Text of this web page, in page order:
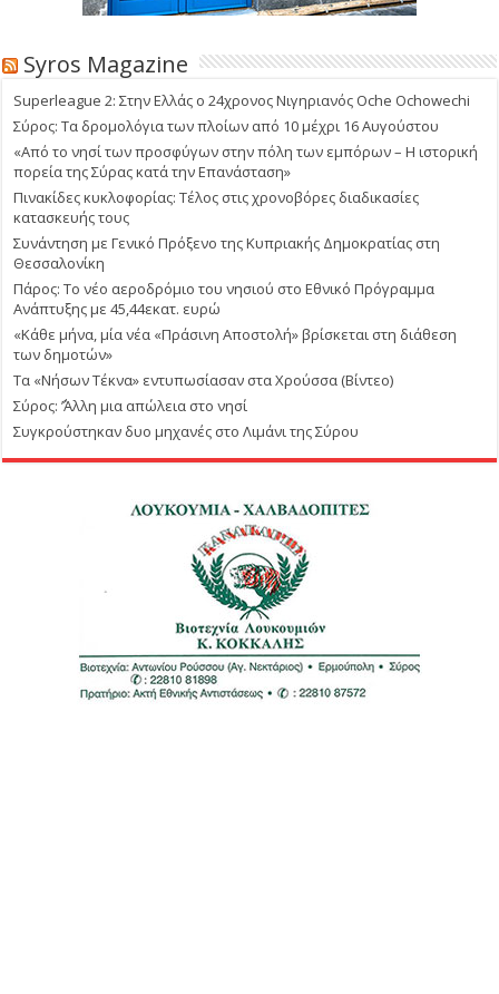
Syros Magazine
Superleague 2: Στην Ελλάς ο 24χρονος Νιγηριανός Oche Ochowechi
Σύρος: Τα δρομολόγια των πλοίων από 10 μέχρι 16 Αυγούστου
«Από το νησί των προσφύγων στην πόλη των εμπόρων – Η ιστορική
πορεία της Σύρας κατά την Επανάσταση»
Πινακίδες κυκλοφορίας: Τέλος στις χρονοβόρες διαδικασίες
κατασκευής τους
Συνάντηση με Γενικό Πρόξενο της Κυπριακής Δημοκρατίας στη
Θεσσαλονίκη
Πάρος: Το νέο αεροδρόμιο του νησιού στο Εθνικό Πρόγραμμα
Ανάπτυξης με 45,44εκατ. ευρώ
«Κάθε μήνα, μία νέα «Πράσινη Αποστολή» βρίσκεται στη διάθεση
των δημοτών»
Τα «Νήσων Τέκνα» εντυπωσίασαν στα Χρούσσα (Βίντεο)
Σύρος: ΄’Άλλη μια απώλεια στο νησί
Συγκρούστηκαν δυο μηχανές στο Λιμάνι της Σύρου